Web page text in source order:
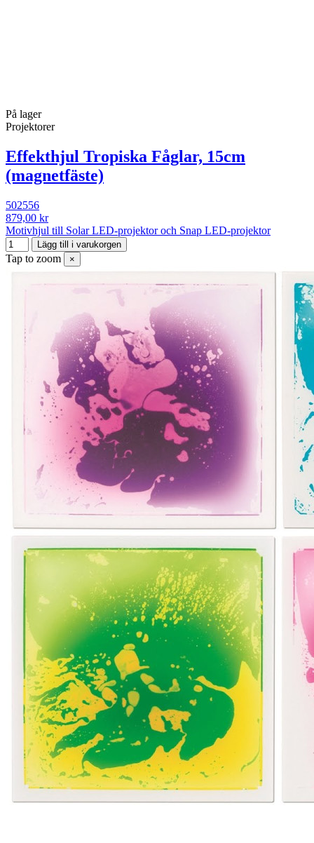
På lager
Projektorer
Effekthjul Tropiska Fåglar, 15cm
(magnetfäste)
502556
879,00 kr
Motivhjul till Solar LED-projektor och Snap LED-projektor
Lägg till i varukorgen
Tap to zoom ×